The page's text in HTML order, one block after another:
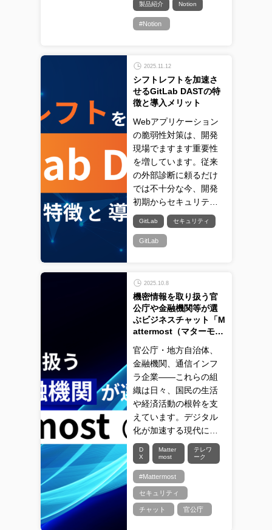
製品紹介 Notion
#Notion
2025.11.12
シフトレフトを加速さ
せるGitLab DASTの特
徴と導入メリット
Webアプリケーション
の脆弱性対策は、開発
現場でますます重要性
を増しています。従来
の外部診断に頼るだけ
では不十分な今、開発
初期からセキュリテ…
GitLab セキュリティ
GitLab
2025.10.8
機密情報を取り扱う官
公庁や金融機関等が選
ぶビジネスチャット「M
attermost（マターモ…
官公庁・地方自治体、
金融機関、通信インフ
ラ企業――これらの組
織は日々、国民の生活
や経済活動の根幹を支
えています。デジタル
化が加速する現代に…
D
X
Matter
most
テレワ
ーク
#Mattermost
セキュリティ
チャット 官公庁